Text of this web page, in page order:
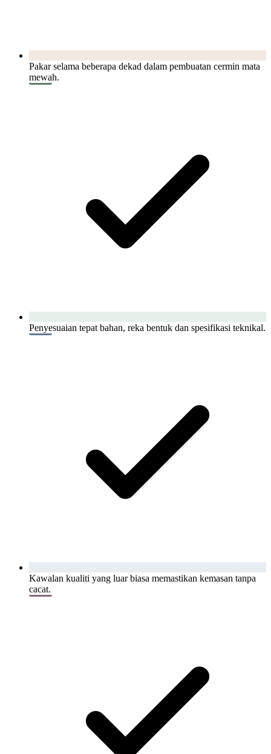
Pakar selama beberapa dekad dalam pembuatan cermin mata
mewah.
Penyesuaian tepat bahan, reka bentuk dan spesifikasi teknikal.
Kawalan kualiti yang luar biasa memastikan kemasan tanpa
cacat.